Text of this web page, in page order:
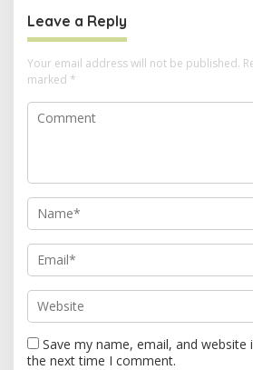
a
v
i
g
a
o
n
Leave a Reply
Your email address will not be published.
marked *
Save my name, email, and
the next time I comment.